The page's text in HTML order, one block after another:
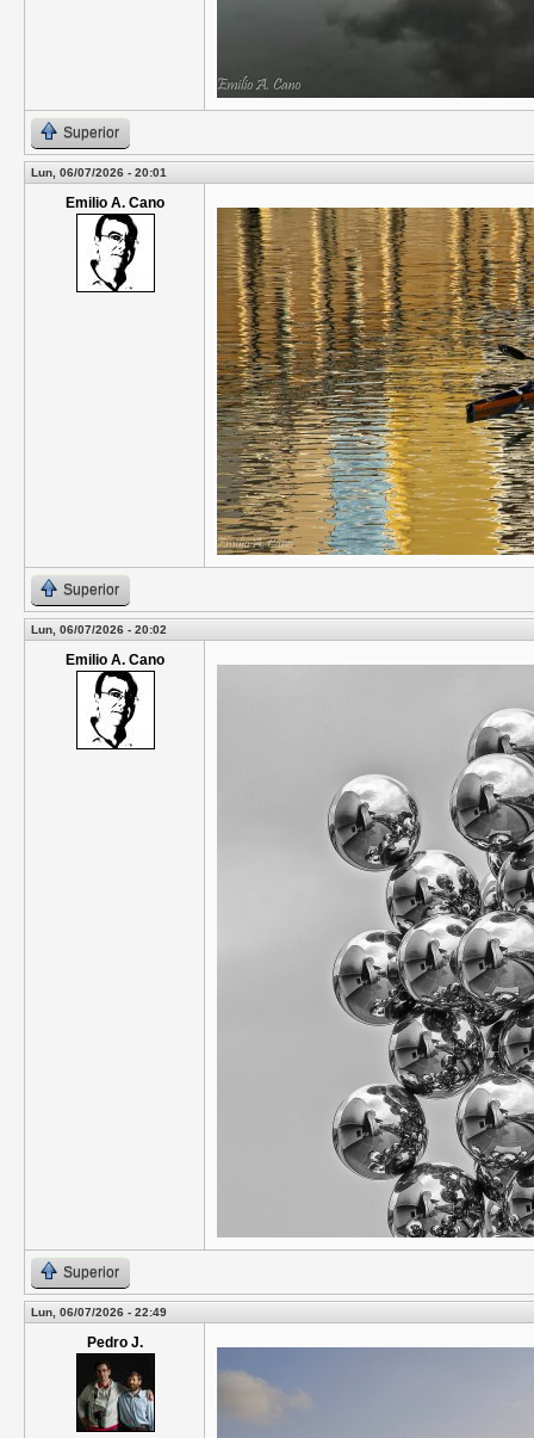
Superior
Lun, 06/07/2026 - 20:01
Emilio A. Cano
Superior
Lun, 06/07/2026 - 20:02
Emilio A. Cano
Superior
Lun, 06/07/2026 - 22:49
Pedro J.